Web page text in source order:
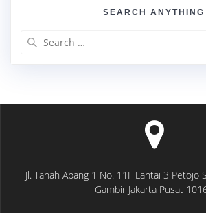
SEARCH ANYTHING
Jl. Tanah Abang 1 No. 11F Lantai 3 Petojo
Gambir Jakarta Pusat